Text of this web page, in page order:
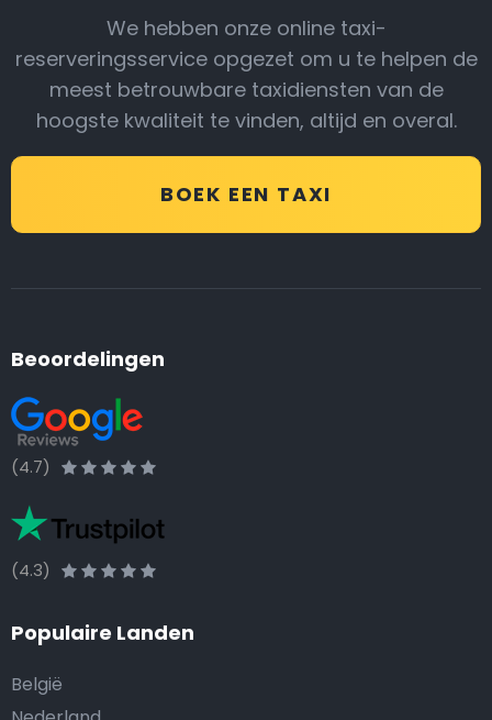
We hebben onze online taxi-
reserveringsservice opgezet om u te helpen de
meest betrouwbare taxidiensten van de
hoogste kwaliteit te vinden, altijd en overal.
BOEK EEN TAXI
Beoordelingen
(4.7)
(4.3)
Populaire Landen
België